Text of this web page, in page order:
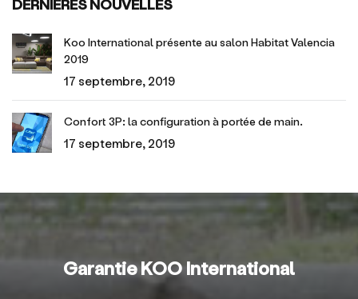
DERNIÈRES NOUVELLES
Koo International présente au salon Habitat Valencia
2019
17 septembre, 2019
Confort 3P: la configuration à portée de main.
17 septembre, 2019
Garantie KOO International